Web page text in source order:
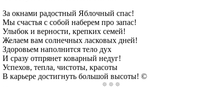
За окнами радостный Яблочный спас!
Мы счастья с собой наберем про запас!
Улыбок и верности, крепких семей!
Желаем вам солнечных ласковых дней!
Здоровьем наполнится тело дух
И сразу отпрянет коварный недуг!
Успехов, тепла, чистоты, красоты
В карьере достигнуть большой высоты! ©